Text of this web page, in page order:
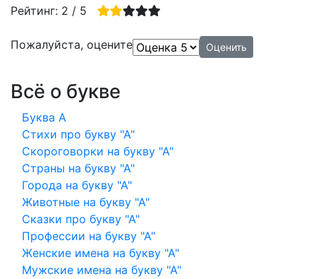
Рейтинг: 2 / 5
Пожалуйста, оцените
Всё о букве
Буква А
Стихи про букву "А"
Скороговорки на букву "А"
Страны на букву "А"
Города на букву "А"
Животные на букву "А"
Сказки про букву "А"
Профессии на букву "А"
Женские имена на букву "А"
Мужские имена на букву "А"